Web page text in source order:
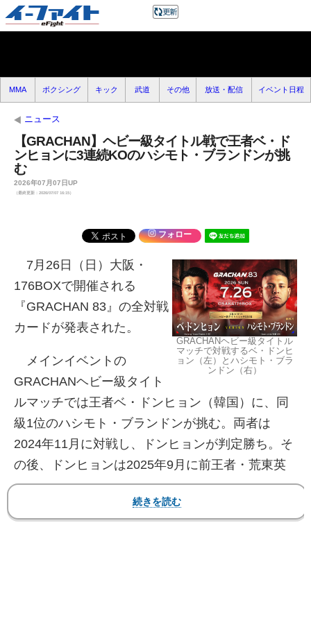
MMA ボクシング キック 武道 その他 放送・配信 イベント日程
ニュース
【GRACHAN】ヘビー級タイトル戦で王者ベ・ド
ンヒョンに3連続KOのハシモト・ブランドンが挑
む
2026年07月07日UP
（最終更新：2026/07/07 16:15）
フォロー
GRACHANヘビー級タイトル
マッチで対戦するベ・ドンヒ
ョン（左）とハシモト・ブラ
ンドン（右）
7月26日（日）大阪・
176BOXで開催される
『GRACHAN 83』の全対戦
カードが発表された。
メインイベントの
GRACHANヘビー級タイト
ルマッチでは王者ベ・ドンヒョン（韓国）に、同
級1位のハシモト・ブランドンが挑む。両者は
2024年11月に対戦し、ドンヒョンが判定勝ち。そ
の後、ドンヒョンは2025年9月に前王者・荒東英
貴を3Rに仕留めてベルトを奪取。一方、ハシモト
は圧巻の3連続KO勝利を積み重ねてランキング1位